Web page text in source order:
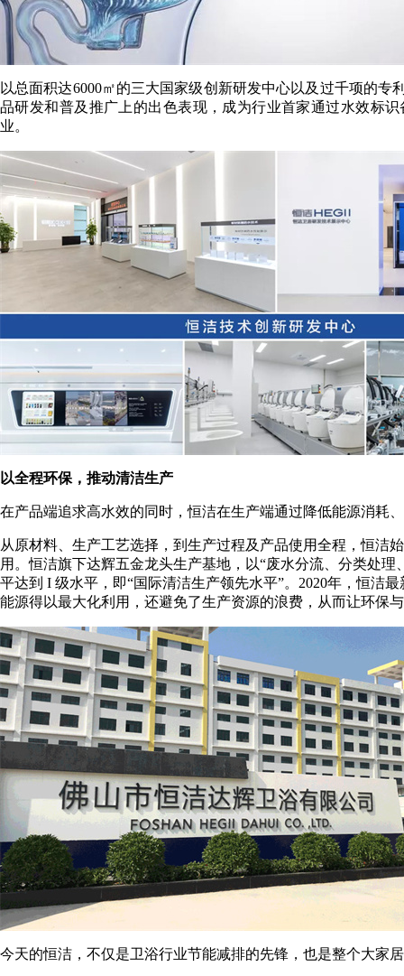
以总面积达6000㎡的三大国家级创新研发中心以及过千项的
品研发和普及推广上的出色表现，成为行业首家通过水效标
业。
以全程环保，推动清洁生产
在产品端追求高水效的同时，恒洁在生产端通过降低能源消耗
从原材料、生产工艺选择，到生产过程及产品使用全程，恒洁
用。恒洁旗下达辉五金龙头生产基地，以“废水分流、分类处
平达到 I 级水平，即“国际清洁生产领先水平”。2020年，恒洁
能源得以最大化利用，还避免了生产资源的浪费，从而让环保
今天的恒洁，不仅是卫浴行业节能减排的先锋，也是整个大家